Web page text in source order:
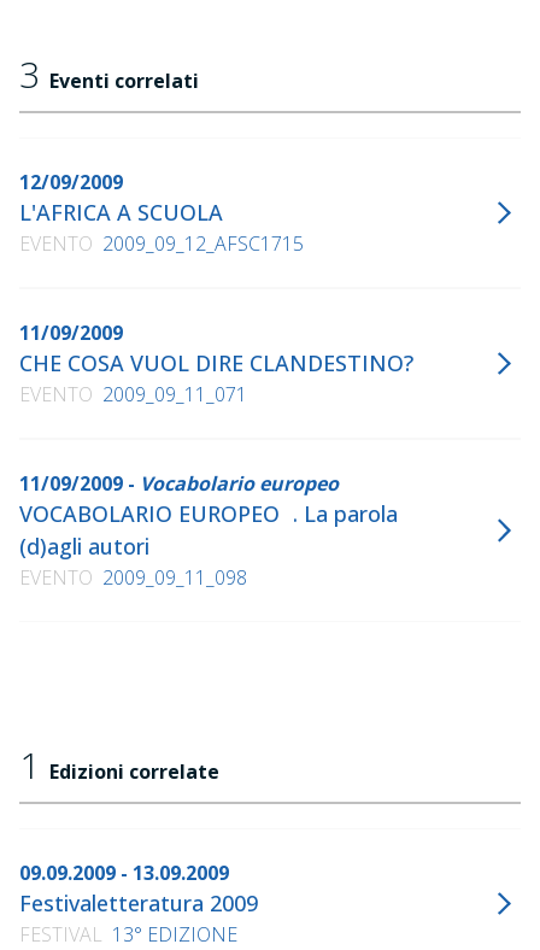
3 Eventi correlati
12/09/2009
L'AFRICA A SCUOLA
EVENTO 2009_09_12_AFSC1715
11/09/2009
CHE COSA VUOL DIRE CLANDESTINO?
EVENTO 2009_09_11_071
11/09/2009 - Vocabolario europeo
VOCABOLARIO EUROPEO . La parola
(d)agli autori
EVENTO 2009_09_11_098
1 Edizioni correlate
09.09.2009 - 13.09.2009
Festivaletteratura 2009
FESTIVAL 13° EDIZIONE